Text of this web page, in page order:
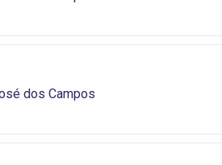
dos Campos